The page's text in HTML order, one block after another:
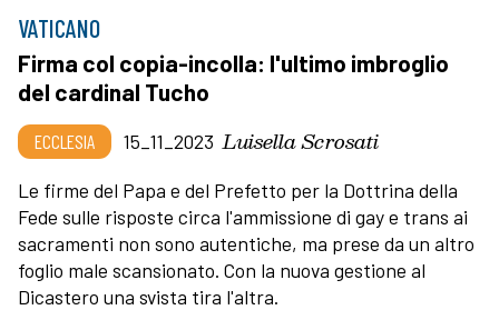
VATICANO
Firma col copia-incolla: l'ultimo imbroglio
del cardinal Tucho
ECCLESIA 15_11_2023 Luisella Scrosati
Le firme del Papa e del Prefetto per la Dottrina della
Fede sulle risposte circa l'ammissione di gay e trans ai
sacramenti non sono autentiche, ma prese da un altro
foglio male scansionato. Con la nuova gestione al
Dicastero una svista tira l'altra.